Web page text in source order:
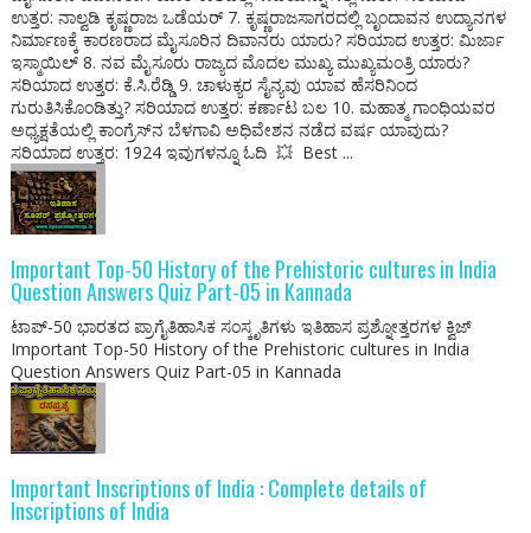
ಉತ್ತರ: ನಾಲ್ವಡಿ ಕೃಷ್ಣರಾಜ ಒಡೆಯರ್ 7. ಕೃಷ್ಣರಾಜಸಾಗರದಲ್ಲಿ ಬೃಂದಾವನ ಉದ್ಯಾನಗಳ
ನಿರ್ಮಾಣಕ್ಕೆ ಕಾರಣರಾದ ಮೈಸೂರಿನ ದಿವಾನರು ಯಾರು? ಸರಿಯಾದ ಉತ್ತರ: ಮಿರ್ಜಾ
ಇಸ್ಮಾಯಿಲ್ 8. ನವ ಮೈಸೂರು ರಾಜ್ಯದ ಮೊದಲ ಮುಖ್ಯ ಮುಖ್ಯಮಂತ್ರಿ ಯಾರು?
ಸರಿಯಾದ ಉತ್ತರ: ಕೆ.ಸಿ.ರೆಡ್ಡಿ 9. ಚಾಳುಕ್ಯರ ಸೈನ್ಯವು ಯಾವ ಹೆಸರಿನಿಂದ
ಗುರುತಿಸಿಕೊಂಡಿತ್ತು? ಸರಿಯಾದ ಉತ್ತರ: ಕರ್ಣಾಟ ಬಲ 10. ಮಹಾತ್ಮ ಗಾಂಧಿಯವರ
ಅಧ್ಯಕ್ಷತೆಯಲ್ಲಿ ಕಾಂಗ್ರೆಸ್‌ನ ಬೆಳಗಾವಿ ಅಧಿವೇಶನ ನಡೆದ ವರ್ಷ ಯಾವುದು?
ಸರಿಯಾದ ಉತ್ತರ: 1924 ಇವುಗಳನ್ನೂ ಓದಿ 💥 Best ...
Important Top-50 History of the Prehistoric cultures in India
Question Answers Quiz Part-05 in Kannada
ಟಾಪ್-50 ಭಾರತದ ಪ್ರಾಗೈತಿಹಾಸಿಕ ಸಂಸ್ಕೃತಿಗಳು ಇತಿಹಾಸ ಪ್ರಶ್ನೋತ್ತರಗಳ ಕ್ವಿಜ್
Important Top-50 History of the Prehistoric cultures in India
Question Answers Quiz Part-05 in Kannada
Important Inscriptions of India : Complete details of
Inscriptions of India